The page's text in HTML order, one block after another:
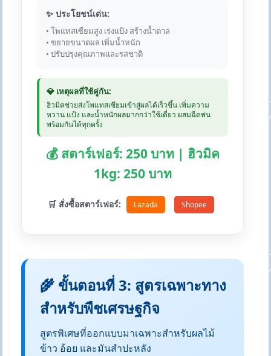
✨ ประโยชน์เด่น:
• โพแทสเซียมสูง เร่งแป้ง สร้างน้ำตาล
• ขยายขนาดผล เพิ่มน้ำหนัก
• ปรับปรุงคุณภาพและรสชาติ
💎 เหตุผลที่ใช้คู่กัน:
ฮิวมิคช่วยส่งโพแทสเซียมเข้าสู่ผลได้เร็วขึ้น เพิ่มความ
หวาน แป้ง และน้ำหนักผลมากกว่าใช้เดี่ยว ผสมฉีดพ่น
พร้อมกันได้ทุกครั้ง
💰 สตาร์เฟอร์: 250 บาท | ฮิวมิค
1kg: 250 บาท
🛒 สั่งซื้อสตาร์เฟอร์: Lazada Shopee
🌾 ขั้นตอนที่ 3: สูตรเฉพาะทาง
สำหรับพืชเศรษฐกิจ
สูตรพิเศษที่ออกแบบมาเฉพาะสำหรับผลไม้
ข้าว อ้อย และมันสำปะหลัง